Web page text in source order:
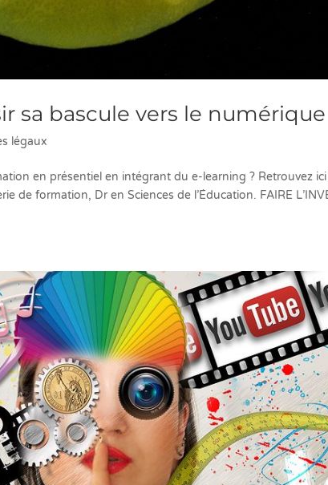
sa bascule vers le numérique
légaux
en présentiel en intégrant du e-learning ? Retrouvez
de formation, Dr en Sciences de l’Éducation. FAIRE